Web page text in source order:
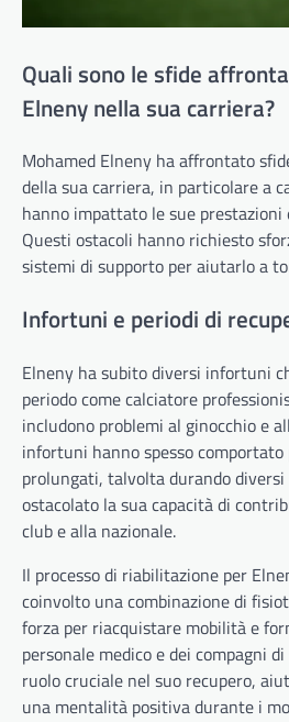
Quali sono le sfide
Elneny nella sua carriera?
Mohamed Elneny ha affrontato
della sua carriera, in particolare a
hanno impattato le sue
Questi ostacoli hanno richiesto
sistemi di supporto per aiutarlo a
Infortuni e periodi di
Elneny ha subito diversi infortuni
periodo come calciatore
includono problemi al ginocchio e
infortuni hanno spesso
prolungati, talvolta durando
ostacolato la sua capacità di
club e alla nazionale.
Il processo di riabilitazione per
coinvolto una combinazione di
forza per riacquistare mobilità e
personale medico e dei compagni
ruolo cruciale nel suo recupero,
una mentalità positiva durante i